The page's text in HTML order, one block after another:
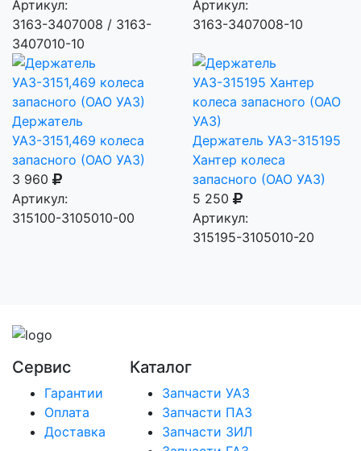
Артикул:
3163-3407008 / 3163-
3407010-10
Артикул:
3163-3407008-10
Держатель
УАЗ-3151,469 колеса
запасного (ОАО УАЗ)
3 960
Артикул:
315100-3105010-00
Держатель УАЗ-315195
Хантер колеса
запасного (ОАО УАЗ)
5 250
Артикул:
315195-3105010-20
Сервис
Гарантии
Оплата
Доставка
Каталог
Запчасти УАЗ
Запчасти ПАЗ
Запчасти ЗИЛ